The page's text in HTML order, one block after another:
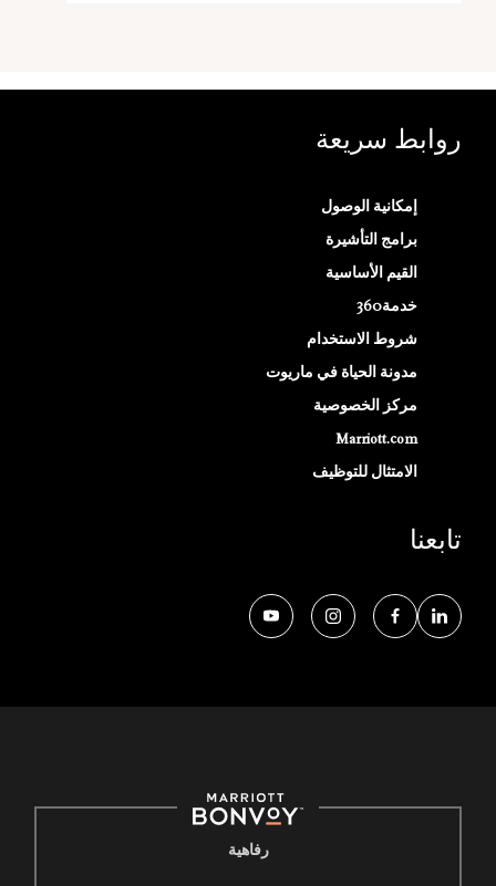
روابط سريعة
إمكانية الوصول
برامج التأشيرة
القيم الأساسية
خدمة360
شروط الاستخدام
مدونة الحياة في ماريوت
مركز الخصوصية
Marriott.com
الامتثال للتوظيف
تابعنا
رفاهية